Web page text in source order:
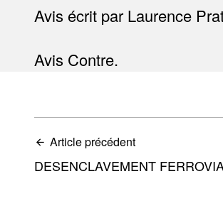
Avis écrit par Laurence
Avis Contre.
Article précédent
DESENCLAVEMENT